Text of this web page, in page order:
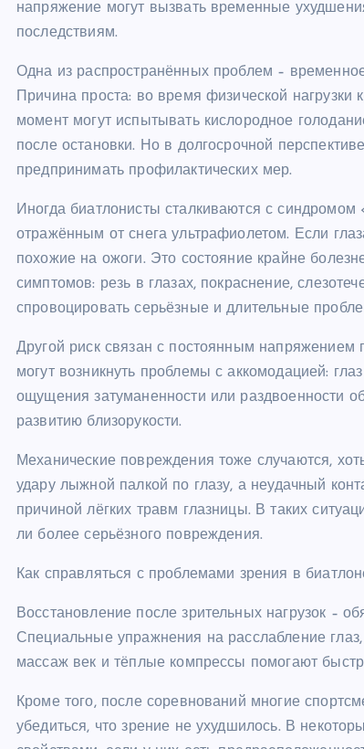
напряжение могут вызвать временные
последствиям.
Одна из распространённых проблем –
Причина проста: во время физической
момент могут испытывать кислородное
после остановки. Но в долгосрочной
предпринимать профилактических мер.
Иногда биатлонисты сталкиваются с
отражённым от снега ультрафиолетом. Если
похожие на ожоги. Это состояние крайне
симптомов: резь в глазах, покраснение,
спровоцировать серьёзные и длительные
Другой риск связан с постоянным напряжением
могут возникнуть проблемы с аккомодацией:
ощущения затуманенности или раздвоенности
развитию близорукости.
Механические повреждения тоже случаются,
удару лыжной палкой по глазу, а неудачный
причиной лёгких травм глазницы. В таких
ли более серьёзного повреждения.
Как справляться с проблемами зрения в
Восстановление после зрительных нагрузок –
Специальные упражнения на расслабление
массаж век и тёплые компрессы помогают
Кроме того, после соревнований многие
убедиться, что зрение не ухудшилось. В